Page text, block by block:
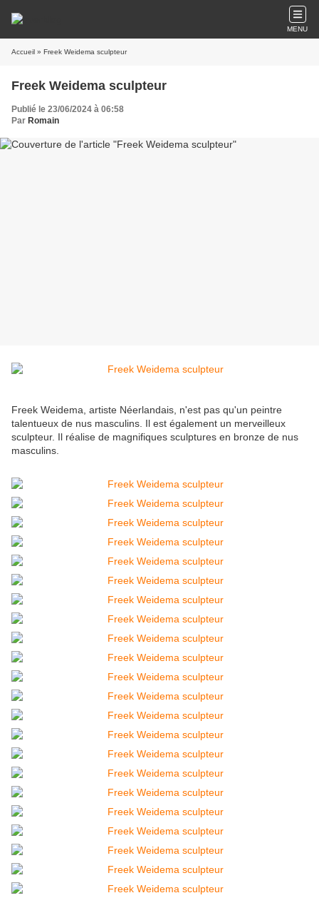
MENU
Accueil » Freek Weidema sculpteur
Freek Weidema sculpteur
Publié le 23/06/2024 à 06:58
Par Romain
Freek Weidema, artiste Néerlandais, n'est pas qu'un peintre
talentueux de nus masculins. Il est également un merveilleux
sculpteur. Il réalise de magnifiques sculptures en bronze de nus
masculins.